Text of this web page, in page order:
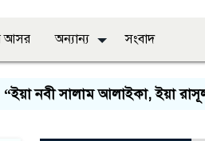
আসর অন্যান্য সংবাদ
নবী সালাম আলাইকা, ইয়া রাসূল